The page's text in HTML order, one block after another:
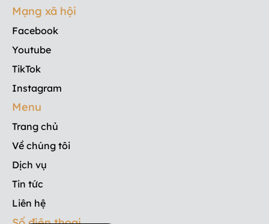
Mạng xã hội
Facebook
Youtube
TikTok
Instagram
Menu
Trang chủ
Về chúng tôi
Dịch vụ
Tin tức
Liên hệ